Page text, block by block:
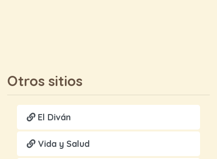
Otros sitios
El Diván
Vida y Salud